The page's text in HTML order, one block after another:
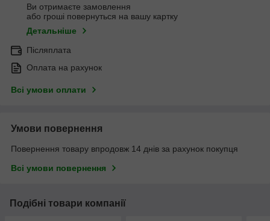
Ви отримаєте замовлення
або гроші повернуться на вашу картку
Детальніше
Післяплата
Оплата на рахунок
Всі умови оплати
Умови повернення
Повернення товару впродовж 14 днів за рахунок покупця
Всі умови повернення
Подібні товари компанії